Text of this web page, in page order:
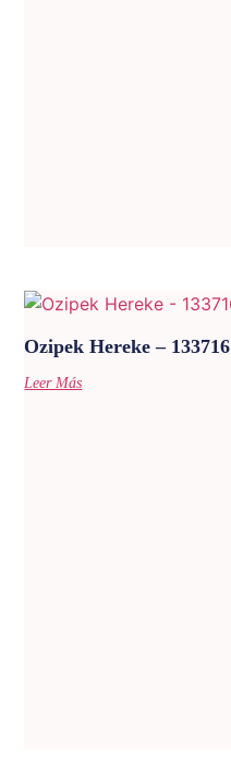
Ozipek Hereke – 133716
Leer Más